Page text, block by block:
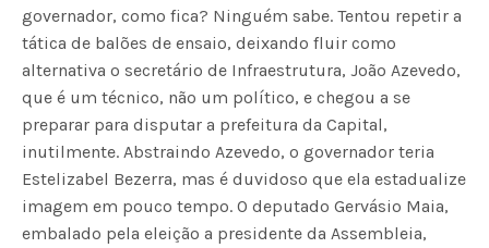
governador, como fica? Ninguém sabe. Tentou repetir a
tática de balões de ensaio, deixando fluir como
alternativa o secretário de Infraestrutura, João Azevedo,
que é um técnico, não um político, e chegou a se
preparar para disputar a prefeitura da Capital,
inutilmente. Abstraindo Azevedo, o governador teria
Estelizabel Bezerra, mas é duvidoso que ela estadualize
imagem em pouco tempo. O deputado Gervásio Maia,
embalado pela eleição a presidente da Assembleia,